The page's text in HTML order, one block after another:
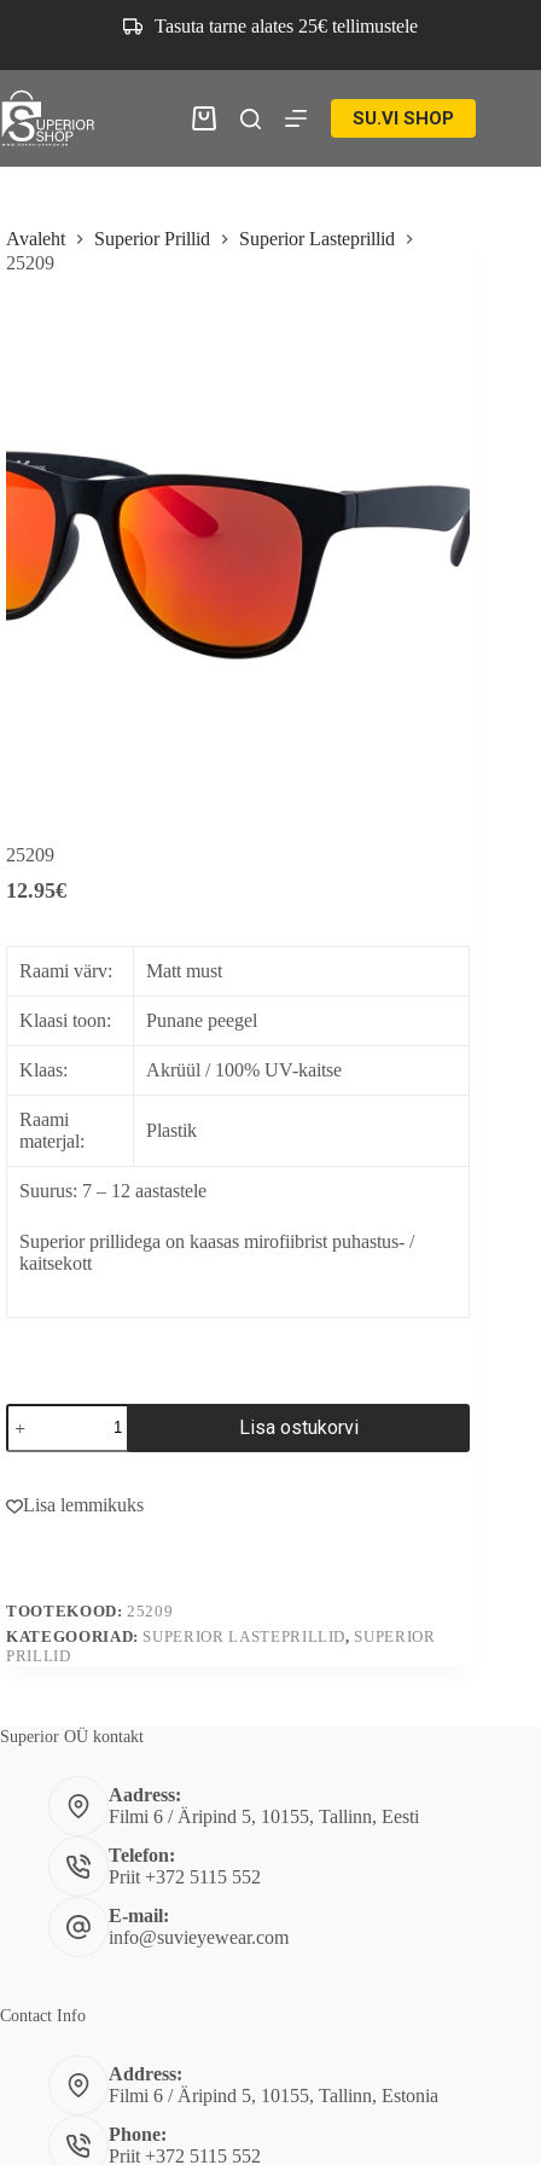
Tasuta tarne alates 25€ tellimustele
Ostukorv SU.VI SHOP
Avaleht Superior Prillid
Superior Lasteprillid
25209
25209
12.95€
Raami värv: Matt must
Klaasi toon: Punane peegel
Klaas: Akrüül / 100% UV-kaitse
Raami
materjal:
Plastik
Suurus: 7 – 12 aastastele
Superior prillidega on kaasas mirofiibrist puhastus- /
kaitsekott
25209
kogus
Lisa ostukorvi
t
t
i
v
Lisa lemmikuks
TOOTEKOOD: 25209
KATEGOORIAD: SUPERIOR LASTEPRILLID, SUPERIOR
PRILLID
Superior OÜ kontakt
Aadress:
Filmi 6 / Äripind 5, 10155, Tallinn, Eesti
Telefon:
Priit +372 5115 552
E-mail:
info@suvieyewear.com
Contact Info
Address:
Filmi 6 / Äripind 5, 10155, Tallinn, Estonia
Phone:
Priit +372 5115 552